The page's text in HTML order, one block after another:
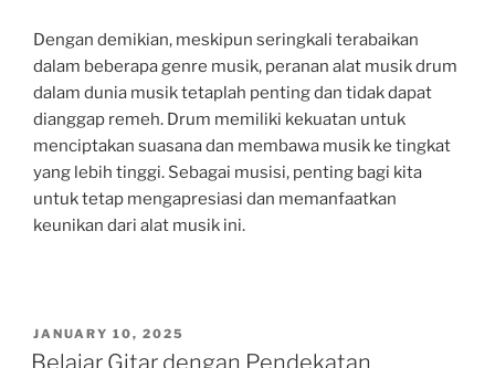
Dengan demikian, meskipun seringkali terabaikan
dalam beberapa genre musik, peranan alat musik drum
dalam dunia musik tetaplah penting dan tidak dapat
dianggap remeh. Drum memiliki kekuatan untuk
menciptakan suasana dan membawa musik ke tingkat
yang lebih tinggi. Sebagai musisi, penting bagi kita
untuk tetap mengapresiasi dan memanfaatkan
keunikan dari alat musik ini.
POSTED
ON
JANUARY 10, 2025
Belajar Gitar dengan Pendekatan